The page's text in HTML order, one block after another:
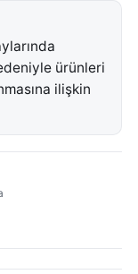
ürünleri
ilişkin